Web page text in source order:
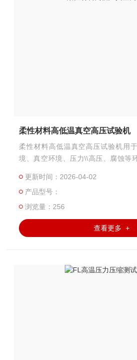
柔性材料高低温真空高压试验机
柔性材料高低温真空高压试验机用
境、真空环境、压力\\高压、腐蚀等
同温度可设定、不同真空度可设定、
不同加载试验力及加载条件可设置，
试。用于各种材料模拟高低温高压环
更新时间：2026-04-02
产品型号：
浏览量：256
查看更多 +